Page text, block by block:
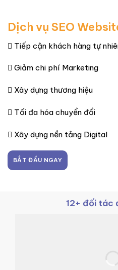
Dịch vụ SEO
Tiếp cận khách hàng tự
Giảm chi phí Marketing
Xây dựng thương hiệu
Tối đa hóa chuyển đổi
Xây dựng nền tảng Digital
BẮT ĐẦU NGAY
12+ đối tác